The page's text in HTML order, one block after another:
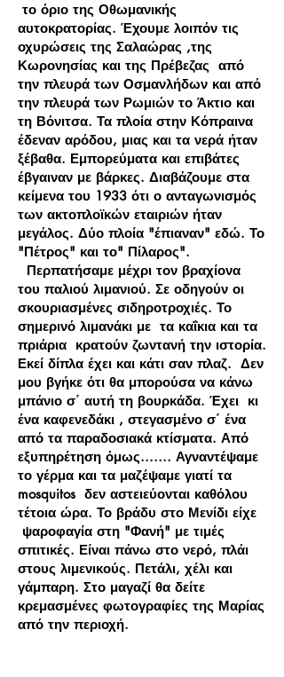
το όριο της Οθωμανικής
αυτοκρατορίας. Έχουμε λοιπόν τις
οχυρώσεις της Σαλαώρας ,της
Κωρονησίας και της Πρέβεζας από
την πλευρά των Οσμανλήδων και από
την πλευρά των Ρωμιών το Άκτιο και
τη Βόνιτσα. Τα πλοία στην Κόπραινα
έδεναν αρόδου, μιας και τα νερά ήταν
ξέβαθα. Εμπορεύματα και επιβάτες
έβγαιναν με βάρκες. Διαβάζουμε στα
κείμενα του 1933 ότι ο ανταγωνισμός
των ακτοπλοϊκών εταιριών ήταν
μεγάλος. Δύο πλοία "έπιαναν" εδώ. Το
"Πέτρος" και το" Πίλαρος".
Περπατήσαμε μέχρι τον βραχίονα
του παλιού λιμανιού. Σε οδηγούν οι
σκουριασμένες σιδηροτροχιές. Το
σημερινό λιμανάκι με τα καΐκια και τα
πριάρια κρατούν ζωντανή την ιστορία.
Εκεί δίπλα έχει και κάτι σαν πλαζ. Δεν
μου βγήκε ότι θα μπορούσα να κάνω
μπάνιο σ΄ αυτή τη βουρκάδα. Έχει κι
ένα καφενεδάκι , στεγασμένο σ΄ ένα
από τα παραδοσιακά κτίσματα. Από
εξυπηρέτηση όμως....... Αγναντέψαμε
το γέρμα και τα μαζέψαμε γιατί τα
mosquitos δεν αστειεύονται καθόλου
τέτοια ώρα. Το βράδυ στο Μενίδι είχε
ψαροφαγία στη "Φανή" με τιμές
σπιτικές. Είναι πάνω στο νερό, πλάι
στους λιμενικούς. Πετάλι, χέλι και
γάμπαρη. Στο μαγαζί θα δείτε
κρεμασμένες φωτογραφίες της Μαρίας
από την περιοχή.